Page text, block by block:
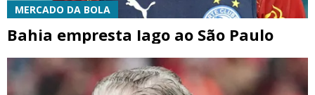
MERCADO DA BOLA
Bahia empresta Iago ao São Paulo